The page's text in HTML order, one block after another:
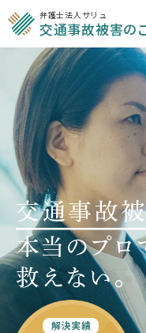
弁護士法人サリュ
交通事故被害の